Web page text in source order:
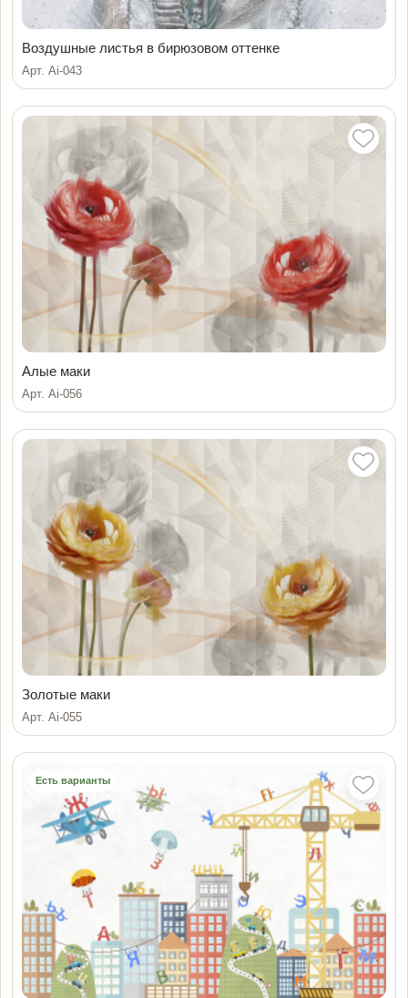
Воздушные листья в бирюзовом оттенке
Арт. Ai-043
Алые маки
Арт. Ai-056
Золотые маки
Арт. Ai-055
Есть варианты